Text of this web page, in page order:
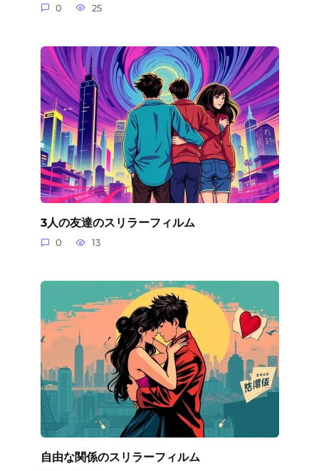
0 25
3人の友達のスリラーフィルム
0 13
自由な関係のスリラーフィルム